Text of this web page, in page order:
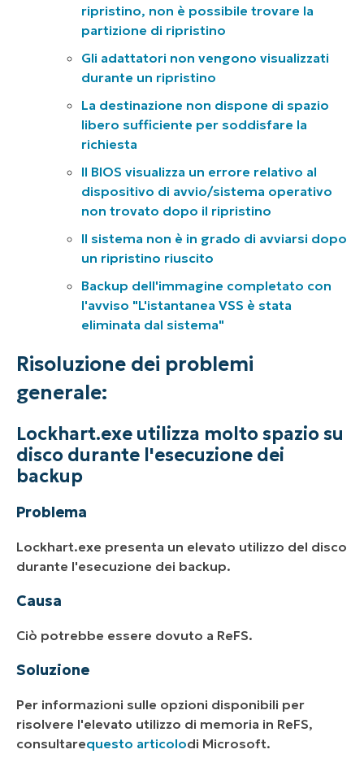
ripristino, non è possibile trovare la
partizione di ripristino
Gli adattatori non vengono visualizzati
durante un ripristino
La destinazione non dispone di spazio
libero sufficiente per soddisfare la
richiesta
Il BIOS visualizza un errore relativo al
dispositivo di avvio/sistema operativo
non trovato dopo il ripristino
Il sistema non è in grado di avviarsi dopo
un ripristino riuscito
Backup dell'immagine completato con
l'avviso "L'istantanea VSS è stata
eliminata dal sistema"
Risoluzione dei problemi
generale:
Lockhart.exe utilizza molto spazio su
disco durante l'esecuzione dei
backup
Problema
Lockhart.exe presenta un elevato utilizzo del disco
durante l'esecuzione dei backup.
Causa
Ciò potrebbe essere dovuto a ReFS.
Soluzione
Per informazioni sulle opzioni disponibili per
risolvere l'elevato utilizzo di memoria in ReFS,
consultarequesto articolodi Microsoft.